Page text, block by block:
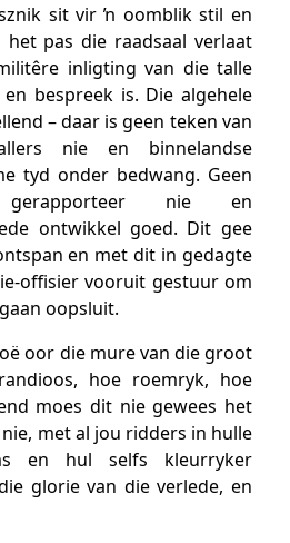
sit vir ŉ oomblik stil en
het pas die raadsaal verlaat
inligting van die talle
bespreek is. Die algehele
– daar is geen teken van
nie en binnelandse
tyd onder bedwang. Geen
nie en
ontwikkel goed. Dit gee
en met dit in gedagte
offisier vooruit gestuur om
oopsluit.
oor die mure van die groot
hoe roemryk, hoe
moes dit nie gewees het
met al jou ridders in hulle
en hul selfs kleurryker
glorie van die verlede, en